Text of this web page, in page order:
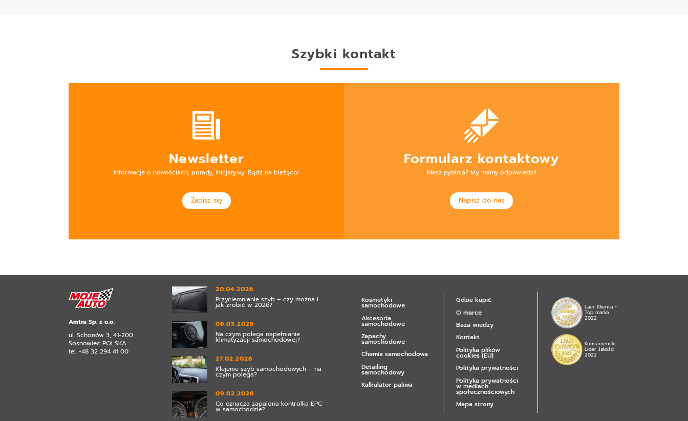
Szybki kontakt
Newsletter
Informacje o nowościach, porady, inicjatywy. Bądź na bieżąco!
Zapisz się
Formularz kontaktowy
Masz pytania? My mamy odpowiedzi!
Napisz do nas
Amtra Sp. z o.o.
ul. Schonów 3, 41-200
Sosnowiec POLSKA
tel. +48 32 294 41 00
20.04.2026
Przyciemnianie szyb – czy można i
jak zrobić w 2026?
06.03.2026
Na czym polega napełnianie
klimatyzacji samochodowej?
27.02.2026
Klejenie szyb samochodowych – na
czym polega?
09.02.2026
Co oznacza zapalona kontrolka EPC
w samochodzie?
Kosmetyki
samochodowe
Akcesoria
samochodowe
Zapachy
samochodowe
Chemia samochodowa
Detailing
samochodowy
Kalkulator paliwa
Gdzie kupić
O marce
Baza wiedzy
Kontakt
Polityka plików
cookies (EU)
Polityka prywatności
Polityka prywatności
w mediach
społecznościowych
Mapa strony
Laur Klienta -
Top marka
2022
Konsumencki
Lider Jakości
2022